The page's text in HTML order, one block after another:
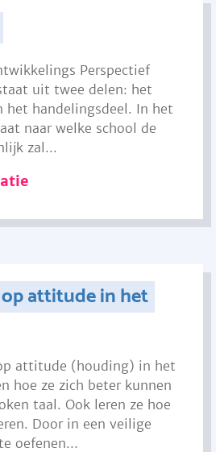
Perspectief
uit twee delen: het
het handelingsdeel. In het
naar welke school de
zal...
attitude in het
attitude (houding) in het
hoe ze zich beter kunnen
taal. Ook leren ze hoe
Door in een veilige
oefenen...